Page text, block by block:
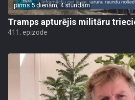
pirms 5 dienām, 4 stundām
Tramps apturējis militāru
411. epizode